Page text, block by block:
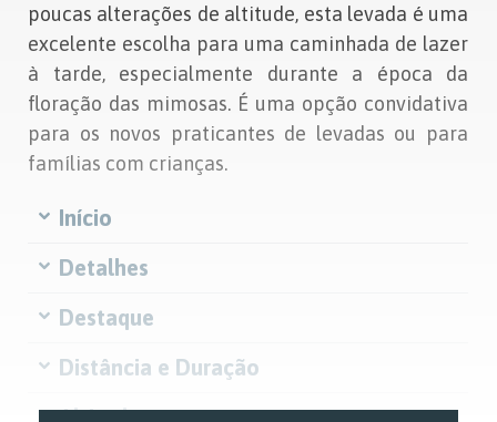
poucas alterações de altitude, esta levada é uma
excelente escolha para uma caminhada de lazer
à tarde, especialmente durante a época da
floração das mimosas. É uma opção convidativa
para os novos praticantes de levadas ou para
famílias com crianças.
Início
Detalhes
Destaque
Distância e Duração